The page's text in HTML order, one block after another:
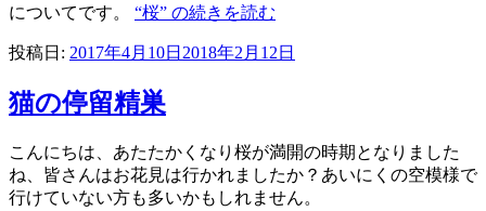
についてです。 “桜” の続きを読む
投稿日: 2017年4月10日 2018年2月12日
猫の停留精巣
こんにちは、あたたかくなり桜が満開の時期となりました
ね、皆さんはお花見は行かれましたか？あいにくの空模様で
行けていない方も多いかもしれません。